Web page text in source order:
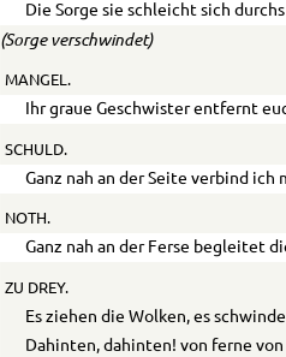
Die Sorge sie schleicht sich
(Sorge verschwindet)
MANGEL.
Ihr graue Geschwister entfernt
SCHULD.
Ganz nah an der Seite verbind ich
NOTH.
Ganz nah an der Ferse begleitet
ZU DREY.
Es ziehen die Wolken, es
Dahinten, dahinten! von ferne